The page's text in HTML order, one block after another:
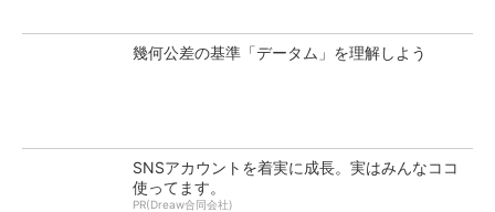
幾何公差の基準「データム」を理解しよう
SNSアカウントを着実に成長。実はみんなココ
使ってます。
PR(Dreaw合同会社)